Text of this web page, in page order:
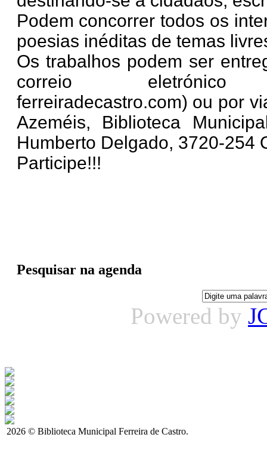
Podem concorrer todos os
poesias inéditas de temas
Os trabalhos podem ser
correio
ferreiradecastro.com) ou por
Azeméis, Biblioteca
Humberto Delgado, 3720-254
Participe!!!
Pesquisar na agenda
Powered by
2026 © Biblioteca Municipal Ferreira de Castro.